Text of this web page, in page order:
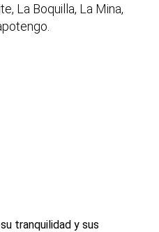
La Boquilla, La Mina,
tranquilidad y sus